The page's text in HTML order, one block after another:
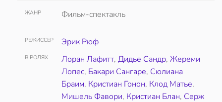
ЖАНР Фильм-спектакль
РЕЖИССЕР Эрик Рюф
В РОЛЯХ Лоран Лафитт, Дидье Сандр, Жереми
Лопес, Бакари Сангаре, Сюлиана
Браим, Кристиан Гонон, Клод Матье,
Мишель Фавори, Кристиан Блан, Серж